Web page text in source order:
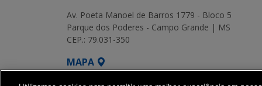
Av. Poeta Manoel de Barros 1779 - Bloco 5
Parque dos Poderes - Campo Grande | MS
CEP.: 79.031-350
MAPA
SETDIG | Secretaria-Executiva de